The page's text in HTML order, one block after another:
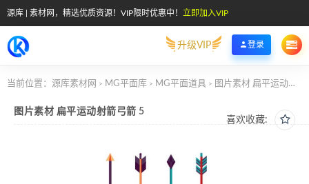
源库 | 素材网，精选优质资源！VIP限时优惠中！ 立即加入VIP
升级VIP 登录
当前位置： 源库素材网 > MG平面库 > MG平面道具 > 图片素材 扁平运动射箭弓箭 5
喜欢收藏:
图片素材 扁平运动射箭弓箭 5